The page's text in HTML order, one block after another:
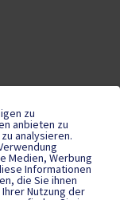
zu
anbieten zu
analysieren.
Medien, Werbung
Informationen
die Sie ihnen
Nutzung der